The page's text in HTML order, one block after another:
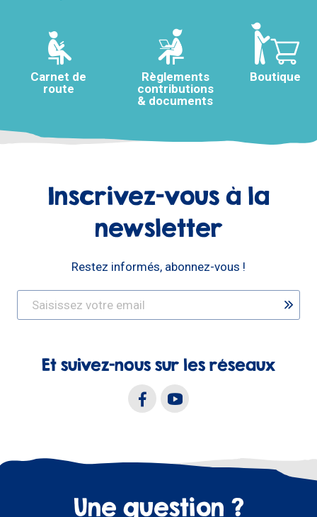
Carnet de
route
Règlements
contributions
& documents
Boutique
Inscrivez-vous à la
newsletter
Restez informés, abonnez-vous !
Et suivez-nous sur les réseaux
Une question ?